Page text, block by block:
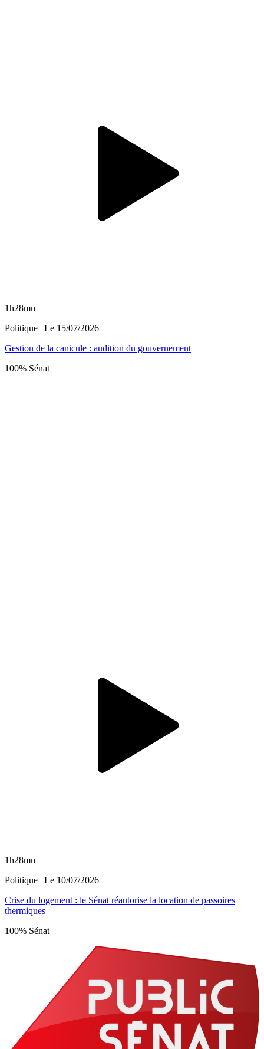
1h28mn
Politique | Le 15/07/2026
Gestion de la canicule : audition du gouvernement
100% Sénat
1h28mn
Politique | Le 10/07/2026
Crise du logement : le Sénat réautorise la location de passoires
thermiques
100% Sénat